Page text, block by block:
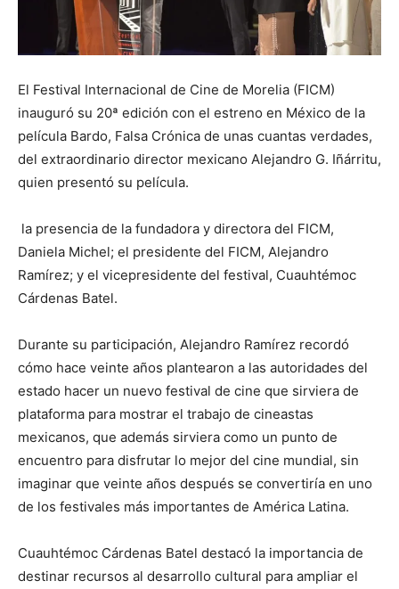
El Festival Internacional de Cine de Morelia (FICM)
inauguró su 20ª edición con el estreno en México de la
película Bardo, Falsa Crónica de unas cuantas verdades,
del extraordinario director mexicano Alejandro G. Iñárritu,
quien presentó su película.
la presencia de la fundadora y directora del FICM,
Daniela Michel; el presidente del FICM, Alejandro
Ramírez; y el vicepresidente del festival, Cuauhtémoc
Cárdenas Batel.
Durante su participación, Alejandro Ramírez recordó
cómo hace veinte años plantearon a las autoridades del
estado hacer un nuevo festival de cine que sirviera de
plataforma para mostrar el trabajo de cineastas
mexicanos, que además sirviera como un punto de
encuentro para disfrutar lo mejor del cine mundial, sin
imaginar que veinte años después se convertiría en uno
de los festivales más importantes de América Latina.
Cuauhtémoc Cárdenas Batel destacó la importancia de
destinar recursos al desarrollo cultural para ampliar el